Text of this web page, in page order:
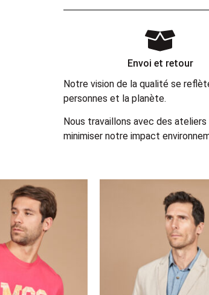
Envoi et retour
Notre vision de la qualité se
personnes et la planète.
Nous travaillons avec des
minimiser notre impact